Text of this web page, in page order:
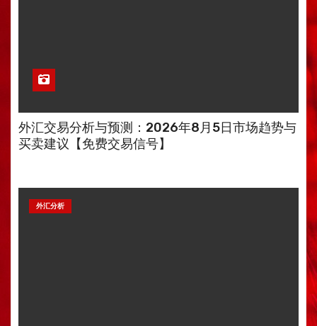
外汇交易分析与预测：2026年8月5日市场趋势与
买卖建议【免费交易信号】
外汇分析